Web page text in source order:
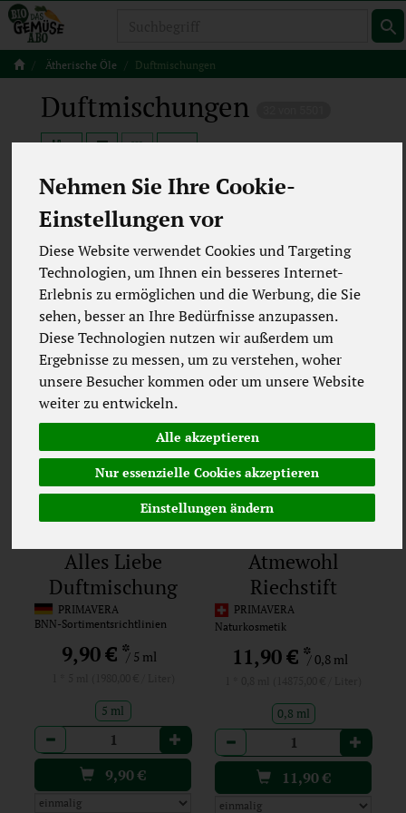
Nehmen Sie Ihre Cookie-
Einstellungen vor
Diese Website verwendet Cookies und Targeting
Technologien, um Ihnen ein besseres Internet-
Erlebnis zu ermöglichen und die Werbung, die Sie
sehen, besser an Ihre Bedürfnisse anzupassen.
Diese Technologien nutzen wir außerdem um
Ergebnisse zu messen, um zu verstehen, woher
unsere Besucher kommen oder um unsere Website
weiter zu entwickeln.
Alle akzeptieren
Nur essenzielle Cookies akzeptieren
Einstellungen ändern
Ätherische Öle Duftmischungen
Duftmischungen
12
Hersteller Ernährung
Allergene Merkmale
Alles Liebe
Duftmischung
PRIMAVERA
BNN-Sortimentsrichtlinien
9,90 € */ 5 ml
5 ml
Anzahl
9,90€
Atmewohl
Riechstift
PRIMAVERA
Naturkosmetik
11,90 €*/ 0,8 ml
0,8 ml
Anzahl
11,90€